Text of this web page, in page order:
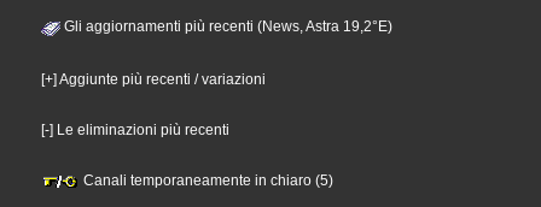
Gli aggiornamenti più recenti (News, Astra 19,2°E)
[+] Aggiunte più recenti / variazioni
[-] Le eliminazioni più recenti
Canali temporaneamente in chiaro (5)